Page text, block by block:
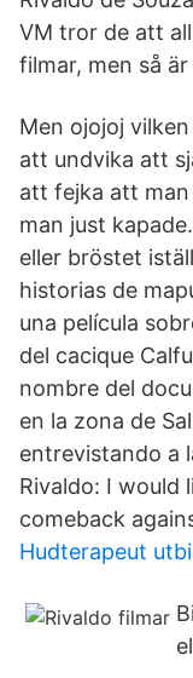
VM tror de att
filmar, men så
Men ojojoj
att undvika att
att fejka att
man just
eller bröstet
historias de
una película
del cacique
nombre del
en la zona de
entrevistando a
Rivaldo: I would
comeback
Hudterapeut